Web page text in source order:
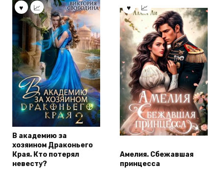
В академию за
хозяином Драконьего
Края. Кто потерял
невесту?
Амелия. Сбежавшая
принцесса